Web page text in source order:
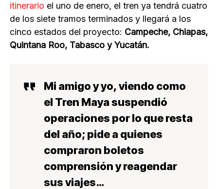
itinerario el uno de enero, el tren ya tendrá cuatro
de los siete tramos terminados y llegará a los
cinco estados del proyecto: Campeche, Chiapas,
Quintana Roo, Tabasco y Yucatán.
Mi amigo y yo, viendo como
el Tren Maya suspendió
operaciones por lo que resta
del año; pide a quienes
compraron boletos
comprensión y reagendar
sus viajes…